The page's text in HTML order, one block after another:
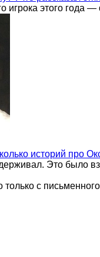
игрока этого
историй про
Это было
с